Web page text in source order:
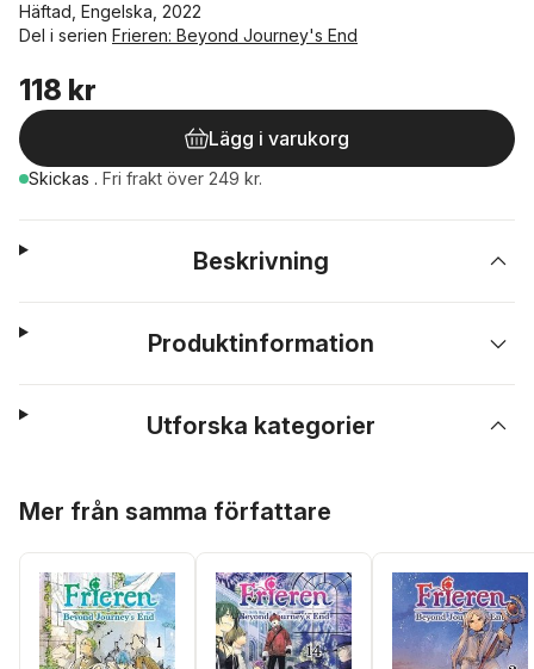
Häftad, Engelska, 2022
Del i serien Frieren: Beyond Journey's End
118 kr
Lägg i varukorg
Skickas . Fri frakt över 249 kr.
Beskrivning
Produktinformation
Utforska kategorier
Mer från samma författare